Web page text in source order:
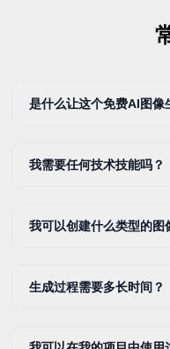
是什么让这个免费AI图像
我需要任何技术技能吗？
我可以创建什么类型的图
生成过程需要多长时间？